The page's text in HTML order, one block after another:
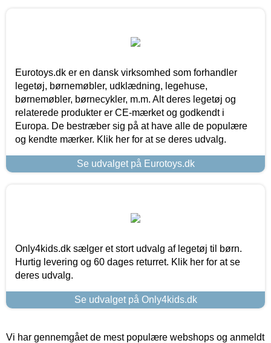
Eurotoys.dk er en dansk virksomhed som forhandler
legetøj, børnemøbler, udklædning, legehuse,
børnemøbler, børnecykler, m.m. Alt deres legetøj og
relaterede produkter er CE-mærket og godkendt i
Europa. De bestræber sig på at have alle de populære
og kendte mærker. Klik her for at se deres udvalg.
Se udvalget på Eurotoys.dk
Only4kids.dk sælger et stort udvalg af legetøj til børn.
Hurtig levering og 60 dages returret. Klik her for at se
deres udvalg.
Se udvalget på Only4kids.dk
Vi har gennemgået de mest populære webshops og anmeldt